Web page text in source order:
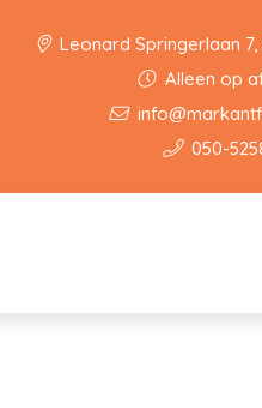
Leonard Springerlaan 7,
Alleen op
050-